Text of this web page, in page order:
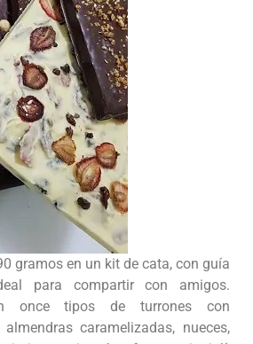
gramos en un kit de cata, con guía
para compartir con amigos.
once tipos de turrones con
caramelizadas, nueces,